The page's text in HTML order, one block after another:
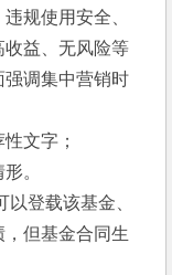
使用安全、
益、无风险等
调集中营销时
文字；
。
登载该基金、
但基金合同生